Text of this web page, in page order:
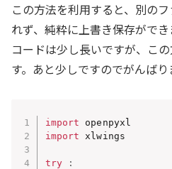
この方法を利用すると、別の
れず、純粋に上書き保存ができ
コードは少し長いですが、こ
す。あと少しですのでがんばり
import
import xlwings
try
: